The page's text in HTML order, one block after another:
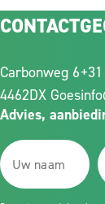
Carbonweg 6
4462DX Goes
Advies,